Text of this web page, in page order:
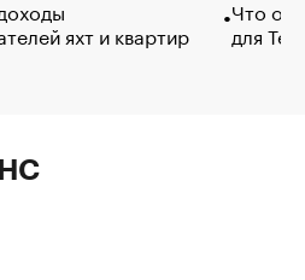
яхт и квартир
Что
для